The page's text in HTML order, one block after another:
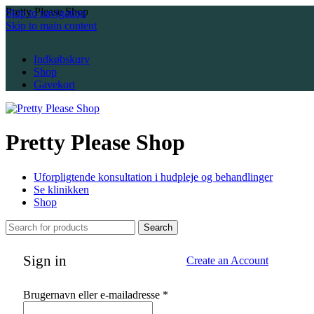
Skip to navigation
Skip to main content
Pretty Please Shop
Indkøbskurv
Shop
Gavekort
Pretty Please Shop
Uforpligtende konsultation i hudpleje og behandlinger
Se klinikken
Shop
Search
Sign in Create an Account
Brugernavn eller e-mailadresse *